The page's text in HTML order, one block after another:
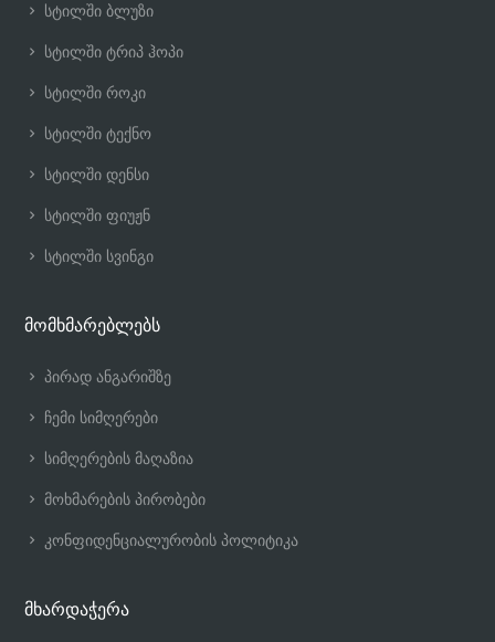
სტილში ბლუზი
სტილში ტრიპ ჰოპი
სტილში როკი
სტილში ტექნო
სტილში დენსი
სტილში ფიუჟნ
სტილში სვინგი
მომხმარებლებს
პირად ანგარიშზე
ჩემი სიმღერები
სიმღერების მაღაზია
მოხმარების პირობები
კონფიდენციალურობის პოლიტიკა
მხარდაჭერა